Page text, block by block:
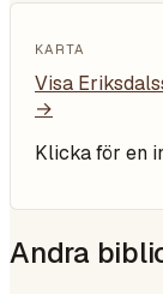
KARTA
Visa
→
Klicka för en
Andra